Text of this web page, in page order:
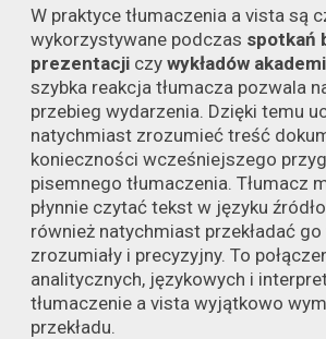
W praktyce tłumaczenia a vista są
wykorzystywane podczas spotkań
prezentacjiczy wykładów
szybka reakcja tłumacza pozwala
przebieg wydarzenia. Dzięki temu
natychmiast zrozumieć treść
konieczności wcześniejszego
pisemnego tłumaczenia. Tłumacz
płynnie czytać tekst w języku
również natychmiast przekładać
zrozumiały i precyzyjny. To
analitycznych, językowych i
tłumaczenie a vista wyjątkowo
przekładu.